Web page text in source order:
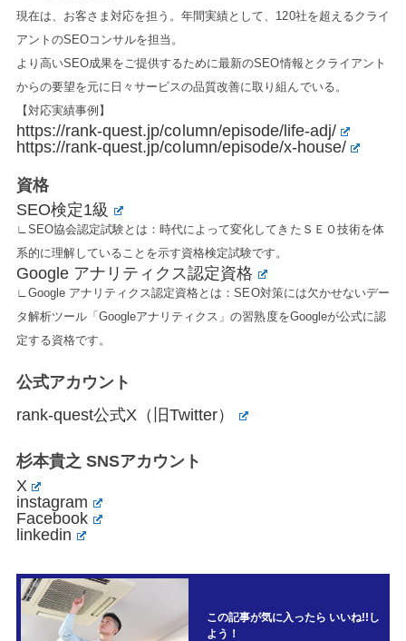
現在は、お客さま対応を担う。年間実績として、120社を超えるクライ
アントのSEOコンサルを担当。
より高いSEO成果をご提供するために最新のSEO情報とクライアント
からの要望を元に日々サービスの品質改善に取り組んでいる。
【対応実績事例】
https://rank-quest.jp/column/episode/life-adj/
https://rank-quest.jp/column/episode/x-house/
資格
SEO検定1級
∟SEO協会認定試験とは：時代によって変化してきたＳＥＯ技術を体
系的に理解していることを示す資格検定試験です。
Google アナリティクス認定資格
∟Google アナリティクス認定資格とは：SEO対策には欠かせないデー
タ解析ツール「Googleアナリティクス」の習熟度をGoogleが公式に認
定する資格です。
公式アカウント
rank-quest公式X（旧Twitter）
杉本貴之 SNSアカウント
X
instagram
Facebook
linkedin
この記事が気に入ったら いいね!!し
よう！